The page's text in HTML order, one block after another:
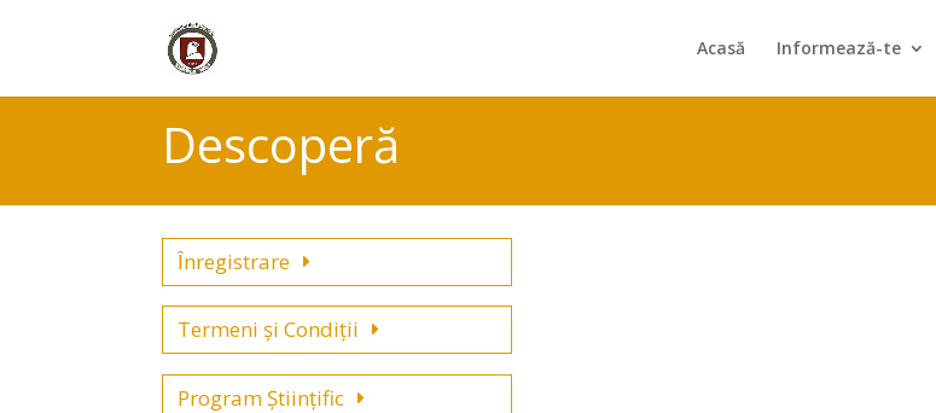
Acasă Informează-te
Descoperă
Ȋnregistrare
Termeni şi Condiţii
Program Științific